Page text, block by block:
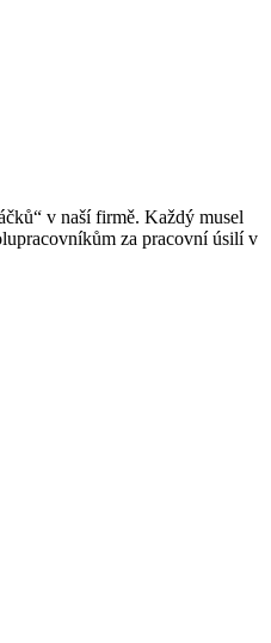
v naší firmě. Každý musel
za pracovní úsilí v